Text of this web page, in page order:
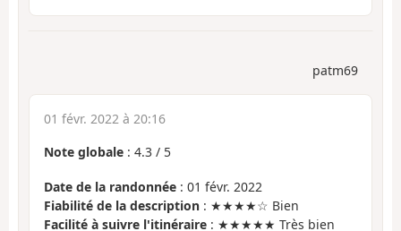
patm69
01 févr. 2022 à 20:16
Note globale : 4.3 / 5
Date de la randonnée : 01 févr. 2022
Fiabilité de la description : ★★★★☆ Bien
Facilité à suivre l'itinéraire : ★★★★★ Très bien